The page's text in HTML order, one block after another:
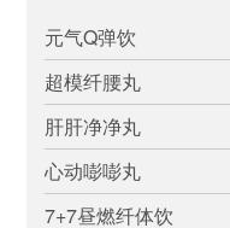
元气Q弹饮
超模纤腰丸
肝肝净净丸
心动嘭嘭丸
7+7昼燃纤体饮